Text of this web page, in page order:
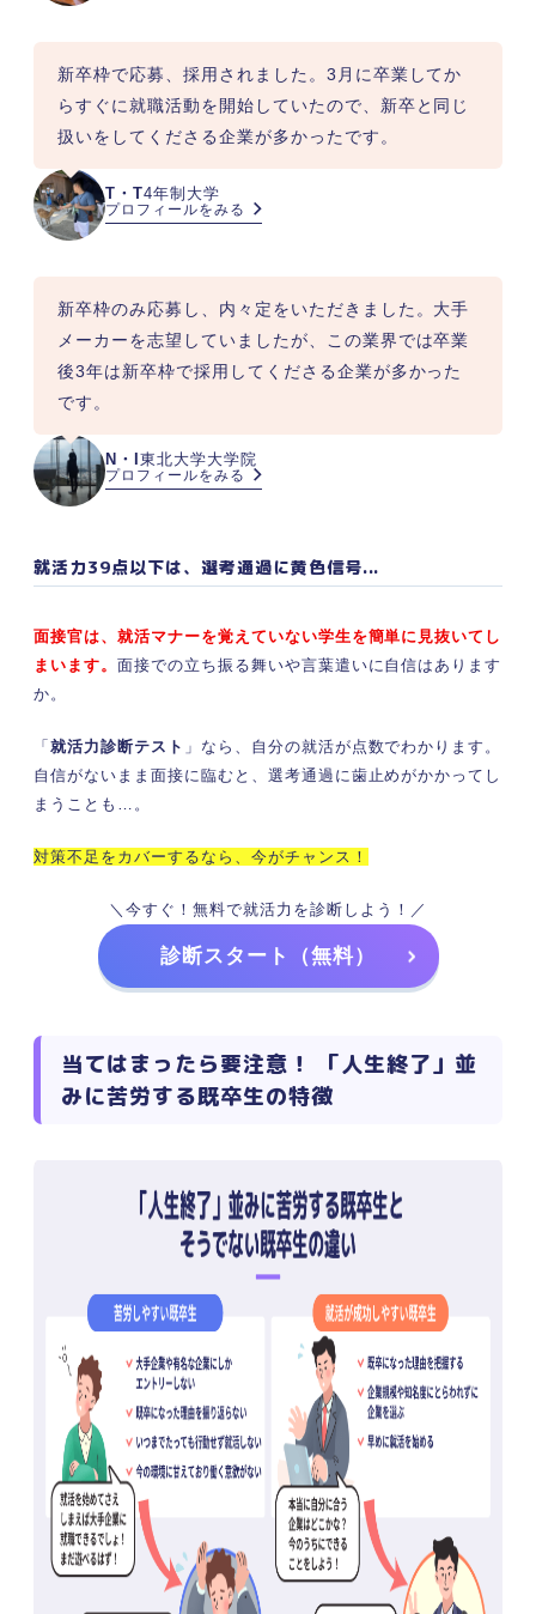
T・T4年制大学
プロフィールをみる
新卒枠で応募、採用されました。3月に卒業してか
らすぐに就職活動を開始していたので、新卒と同じ
扱いをしてくださる企業が多かったです。
N・I 東北大学大学院
プロフィールをみる
新卒枠のみ応募し、内々定をいただきました。大手
メーカーを志望していましたが、この業界では卒業
後3年は新卒枠で採用してくださる企業が多かった
です。
就活力39点以下は、選考通過に黄色信号...
面接官は、就活マナーを覚えていない学生を簡単に見抜いてし
まいます。 面接での立ち振る舞いや言葉遣いに自信はあります
か。
「 就活力診断テスト 」なら、自分の就活が点数でわかります。
自信がないまま面接に臨むと、選考通過に歯止めがかかってし
まうことも…。
対策不足をカバーするなら、今がチャンス！
＼今すぐ！無料で就活力を診断しよう！／
診断スタート（無料）
当てはまったら要注意！ 「人生終了」並
みに苦労する既卒生の特徴